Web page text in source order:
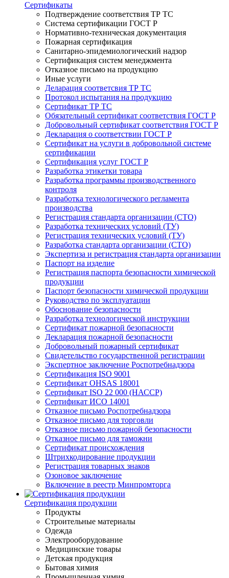
Сертификаты
Подтверждение соответствия ТР ТС
Система сертификации ГОСТ Р
Нормативно-техническая документация
Пожарная сертификация
Санитарно-эпидемиологический надзор
Сертификация систем менеджмента
Отказное письмо на продукцию
Иные услуги
Деларация соответсвия ТР ТС
Протокол испытания на продукцию
Сертификат ТР ТС
Обязательный сертификат соответствия ГОСТ Р
Добровольный сертификат соответствия ГОСТ Р
Декларация о соответствии ГОСТ Р
Сертификат на услуги в добровольной системе
сертификации
Сертификация услуг ГОСТ Р
Разработка этикетки товара
Разработка программы производственного
контроля
Разработка технологического регламента
производства
Регистрация стандарта организации (СТО)
Разработка технических условий (ТУ)
Регистрация технических условий (ТУ)
Разработка стандарта организации (СТО)
Экспертиза и регистрация стандарта организации
Паспорт на изделие
Регистрация паспорта безопасности химической
продукции
Паспорт безопасности химической продукции
Руководство по эксплуатации
Обоснование безопасности
Разработка технологической инструкции
Сертификат пожарной безопасности
Декларация пожарной безопасности
Добровольный пожарный сертификат
Свидетельство государственной регистрации
Экспертное заключение Роспотребнадзора
Сертификация ISO 9001
Сертификат OHSAS 18001
Сертификат ISO 22 000 (НАССР)
Сертификат ИСО 14001
Отказное письмо Роспотребнадзора
Отказное письмо для торговли
Отказное письмо пожарной безопасности
Отказное письмо для таможни
Сертификат происхождения
Штрихкодирование продукции
Регистрация товарных знаков
Озоновое заключение
Включение в реестр Минпромторга
Сертификация продукции
Продукты
Строительные материалы
Одежда
Электрооборудование
Медицинские товары
Детская продукция
Бытовая химия